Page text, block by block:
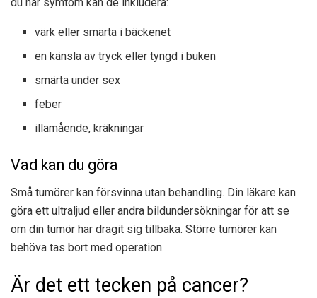
värk eller smärta i bäckenet
en känsla av tryck eller tyngd i buken
smärta under sex
feber
illamående, kräkningar
Vad kan du göra
Små tumörer kan försvinna utan behandling. Din läkare kan
göra ett ultraljud eller andra bildundersökningar för att se
om din tumör har dragit sig tillbaka. Större tumörer kan
behöva tas bort med operation.
Är det ett tecken på cancer?